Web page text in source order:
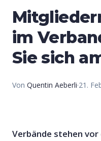
im
Sie sich
Von Quentin Aeberli·21.
Verbände stehen